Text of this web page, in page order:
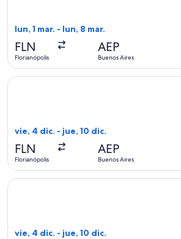
lun, 1 mar. - lun, 8 mar.
FLN
Florianópolis
AEP
Buenos Aires
vie, 4 dic. - jue, 10 dic.
FLN
Florianópolis
AEP
Buenos Aires
Seleccionar vuelo de Jetsmart SPA,
vie, 4 dic. - jue, 10 dic.
Seleccionar vuelo de GOL Linhas